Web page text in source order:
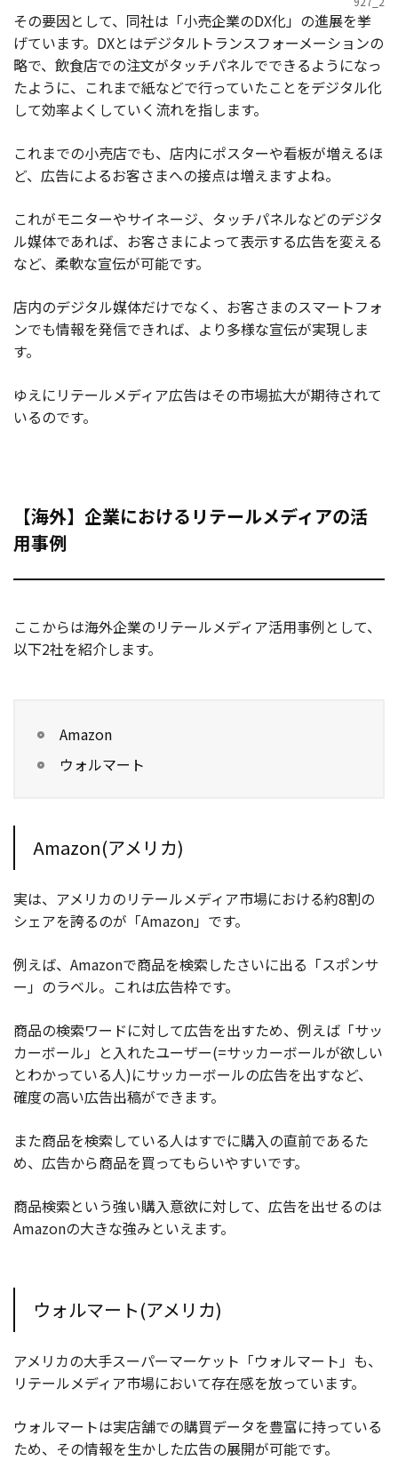
その要因として、同社は「小売企業のDX化」の進展を挙
げています。DXとはデジタルトランスフォーメーションの
略で、飲食店での注文がタッチパネルでできるようになっ
たように、これまで紙などで行っていたことをデジタル化
して効率よくしていく流れを指します。
これまでの小売店でも、店内にポスターや看板が増えるほ
ど、広告によるお客さまへの接点は増えますよね。
これがモニターやサイネージ、タッチパネルなどのデジタ
ル媒体であれば、お客さまによって表示する広告を変える
など、柔軟な宣伝が可能です。
店内のデジタル媒体だけでなく、お客さまのスマートフォ
ンでも情報を発信できれば、より多様な宣伝が実現しま
す。
ゆえにリテールメディア広告はその市場拡大が期待されて
いるのです。
【海外】企業におけるリテールメディアの活
用事例
ここからは海外企業のリテールメディア活用事例として、
以下2社を紹介します。
Amazon
ウォルマート
Amazon(アメリカ)
実は、アメリカのリテールメディア市場における約8割の
シェアを誇るのが「Amazon」です。
例えば、Amazonで商品を検索したさいに出る「スポンサ
ー」のラベル。これは広告枠です。
商品の検索ワードに対して広告を出すため、例えば「サッ
カーボール」と入れたユーザー(=サッカーボールが欲しい
とわかっている人)にサッカーボールの広告を出すなど、
確度の高い広告出稿ができます。
また商品を検索している人はすでに購入の直前であるた
め、広告から商品を買ってもらいやすいです。
商品検索という強い購入意欲に対して、広告を出せるのは
Amazonの大きな強みといえます。
ウォルマート(アメリカ)
アメリカの大手スーパーマーケット「ウォルマート」も、
リテールメディア市場において存在感を放っています。
ウォルマートは実店舗での購買データを豊富に持っている
ため、その情報を生かした広告の展開が可能です。